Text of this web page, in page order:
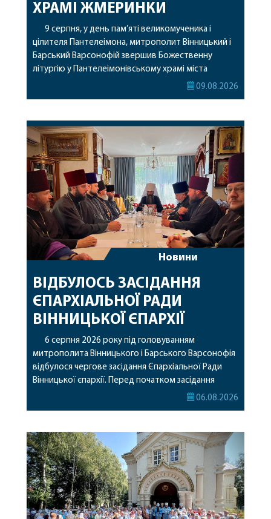
ХРАМІ ЖМЕРИНКИ
9 серпня, у день пам’яті великомученика і
цілителя Пантелеімона, митрополит Вінницький і
Барський Варсонофій звершив Божественну
літургію у Пантелеімонівському храмі міста
Жмеринки. Перед початком богослужіння
часткою її святих мощей. Митрополиту
Варсонофію співслужили секретар єпархії
архімандрит Єнох (Торак), благочинний
Жмеринського округу протоієрей Ярослав
Коромчевський, клірики […]
09.08.2026
Новини
ВІДБУЛОСЬ ЗАСІДАННЯ
ЄПАРХІАЛЬНОЇ РАДИ
ВІННИЦЬКОЇ ЄПАРХІЇ
6 серпня 2026 року під головуванням
митрополита Вінницького і Барського Варсонофія
відбулося чергове засідання Єпархіальної Ради
Вінницької єпархії. Перед початком засідання
секретар Єпархіальної Ради від імені членів Ради
побажавши йому міцного здоров’я, Божої
допомоги, миру, духовної радості та
благословенних успіхів у подальшому
архіпастирському служінні. […]
06.08.2026